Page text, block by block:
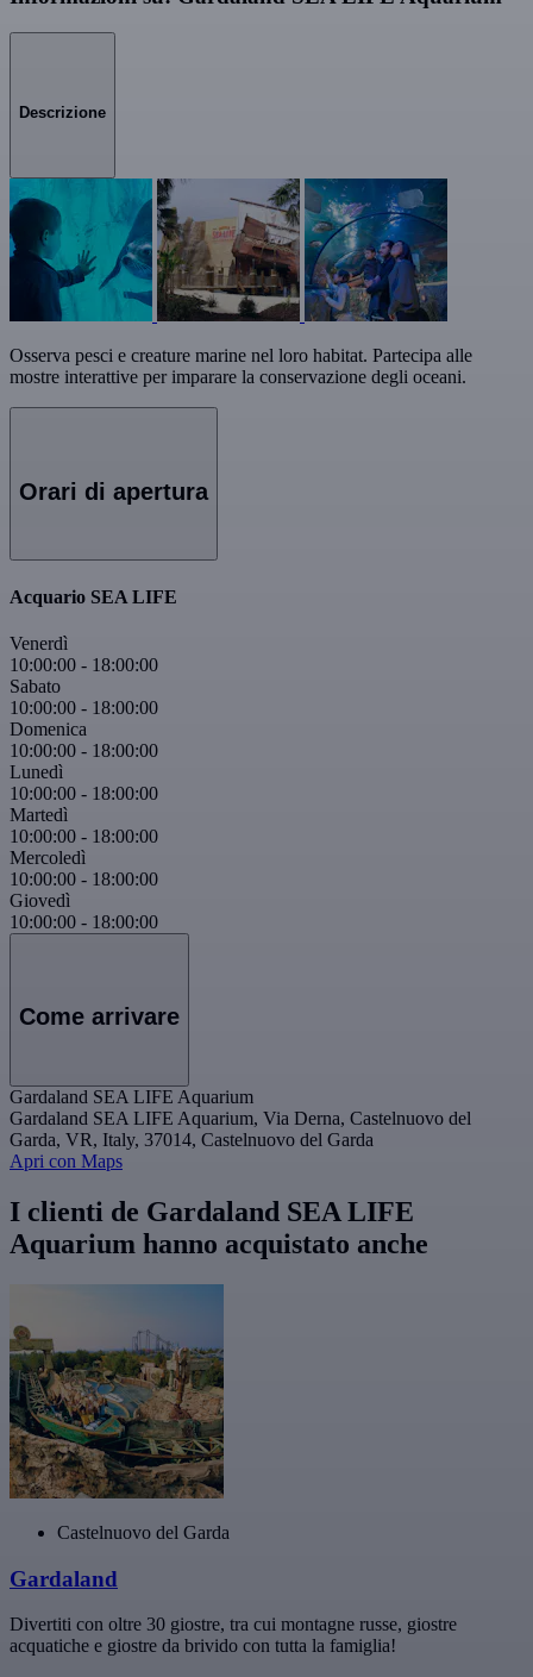
Descrizione
Osserva pesci e creature marine nel loro habitat. Partecipa alle
mostre interattive per imparare la conservazione degli oceani.
Orari di apertura
Acquario SEA LIFE
Venerdì
10:00:00 - 18:00:00
Sabato
10:00:00 - 18:00:00
Domenica
10:00:00 - 18:00:00
Lunedì
10:00:00 - 18:00:00
Martedì
10:00:00 - 18:00:00
Mercoledì
10:00:00 - 18:00:00
Giovedì
10:00:00 - 18:00:00
Come arrivare
Gardaland SEA LIFE Aquarium
Gardaland SEA LIFE Aquarium, Via Derna, Castelnuovo del
Garda, VR, Italy, 37014, Castelnuovo del Garda
Apri con Maps
I clienti de Gardaland SEA LIFE
Aquarium hanno acquistato anche
Castelnuovo del Garda
Gardaland
Divertiti con oltre 30 giostre, tra cui montagne russe, giostre
acquatiche e giostre da brivido con tutta la famiglia!